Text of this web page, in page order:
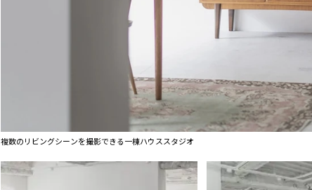
複数のリビングシーンを撮影できる一棟ハウススタジオ